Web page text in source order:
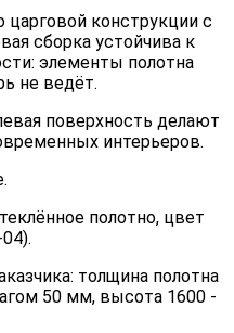
царговой конструкции с
сборка устойчива к
элементы полотна
не ведёт.
поверхность делают
интерьеров.
полотно, цвет
толщина полотна
50 мм, высота 1600 -